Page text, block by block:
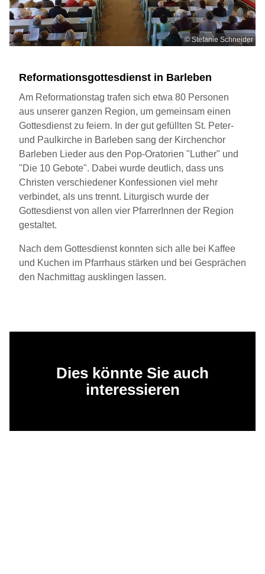
© Stefanie Schneider
Reformationsgottesdienst in Barleben
Am Reformationstag trafen sich etwa 80 Personen
aus unserer ganzen Region, um gemeinsam einen
Gottesdienst zu feiern. In der gut gefüllten St. Peter-
und Paulkirche in Barleben sang der Kirchenchor
Barleben Lieder aus den Pop-Oratorien "Luther" und
"Die 10 Gebote". Dabei wurde deutlich, dass uns
Christen verschiedener Konfessionen viel mehr
verbindet, als uns trennt. Liturgisch wurde der
Gottesdienst von allen vier PfarrerInnen der Region
gestaltet.
Nach dem Gottesdienst konnten sich alle bei Kaffee
und Kuchen im Pfarrhaus stärken und bei Gesprächen
den Nachmittag ausklingen lassen.
Dies könnte Sie auch
interessieren